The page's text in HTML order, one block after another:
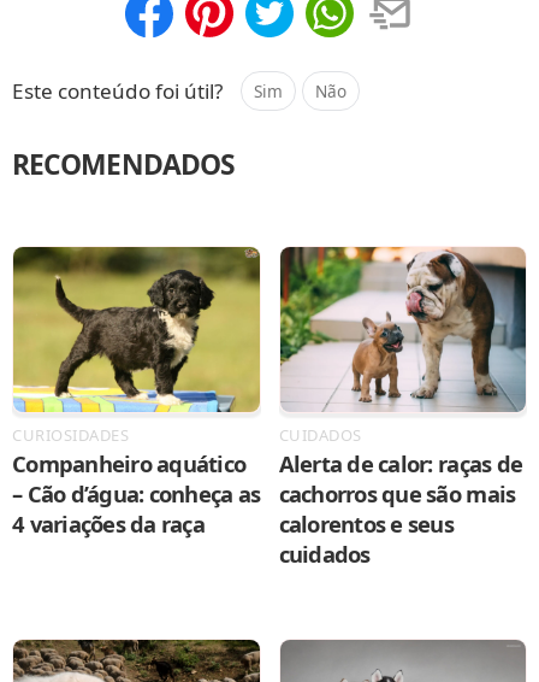
Este conteúdo foi útil? Sim Não
RECOMENDADOS
CURIOSIDADES
Companheiro aquático
– Cão d’água: conheça as
4 variações da raça
CUIDADOS
Alerta de calor: raças de
cachorros que são mais
calorentos e seus
cuidados